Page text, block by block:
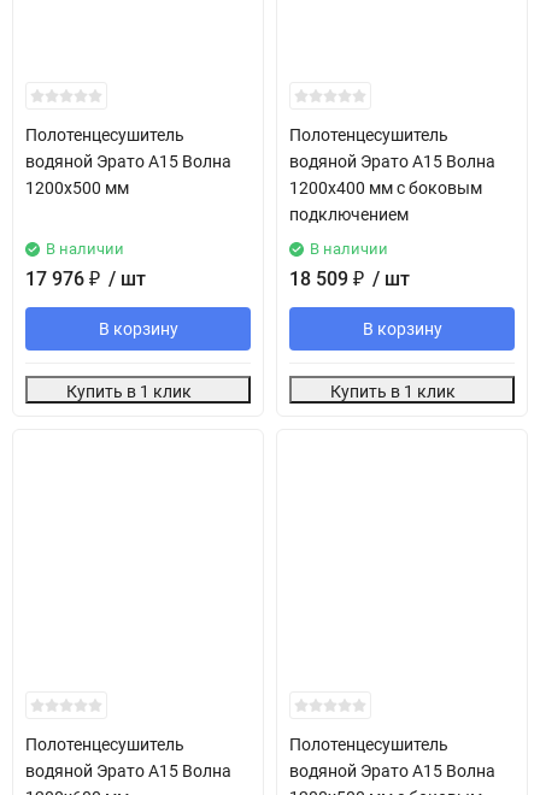
Полотенцесушитель
водяной Эрато А15 Волна
1200х500 мм
В наличии
17 976 ₽ / шт
В корзину
Купить в 1 клик
Полотенцесушитель
водяной Эрато А15 Волна
1200х400 мм с боковым
подключением
В наличии
18 509 ₽ / шт
В корзину
Купить в 1 клик
Полотенцесушитель
водяной Эрато А15 Волна
Полотенцесушитель
водяной Эрато А15 Волна